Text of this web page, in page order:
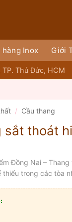
Inox Giới
Thủ Đức, HCM
/ Cầu thang
sắt thoát
Đồng Nai –
trong các tòa